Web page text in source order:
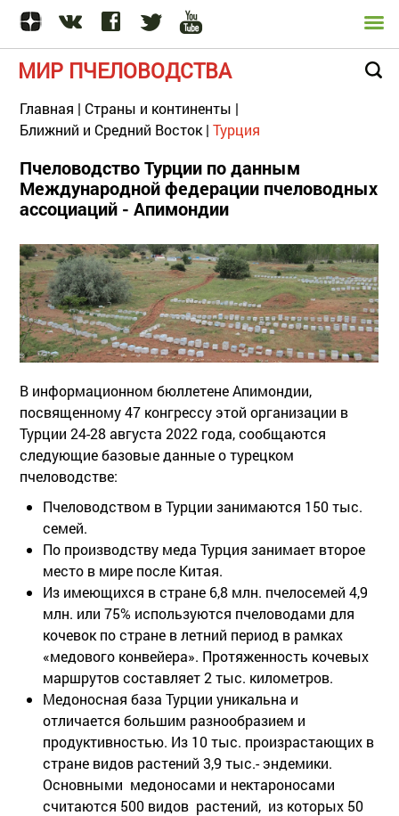
МИР ПЧЕЛОВОДСТВА
Главная | Страны и континенты |
Ближний и Средний Восток | Турция
Пчеловодство Турции по данным
Международной федерации пчеловодных
ассоциаций - Апимондии
В информационном бюллетене Апимондии,
посвященному 47 конгрессу этой организации в
Турции 24-28 августа 2022 года, сообщаются
следующие базовые данные о турецком
пчеловодстве:
Пчеловодством в Турции занимаются 150 тыс.
семей.
По производству меда Турция занимает второе
место в мире после Китая.
Из имеющихся в стране 6,8 млн. пчелосемей 4,9
млн. или 75% используются пчеловодами для
кочевок по стране в летний период в рамках
«медового конвейера». Протяженность кочевых
маршрутов составляет 2 тыс. километров.
Медоносная база Турции уникальна и
отличается большим разнообразием и
продуктивностью. Из 10 тыс. произрастающих в
стране видов растений 3,9 тыс.- эндемики.
Основными медоносами и нектароносами
считаются 500 видов растений, из которых 50